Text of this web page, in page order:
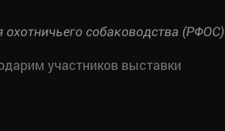
охотничьего собаководства (РФОС)
участников выставки